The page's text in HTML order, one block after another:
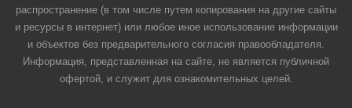
распространение (в том числе путем копирования на другие сайты
и ресурсы в интернет) или любое иное использование информации
и объектов без предварительного согласия правообладателя.
Информация, представленная на сайте, не является публичной
офертой, и служит для ознакомительных целей.